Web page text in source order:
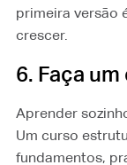
primeira versão
crescer.
6. Faça
Aprender
Um curso
fundamentos,